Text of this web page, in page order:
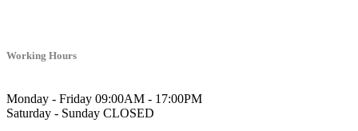
Working Hours
Monday - Friday 09:00AM - 17:00PM
Saturday - Sunday CLOSED